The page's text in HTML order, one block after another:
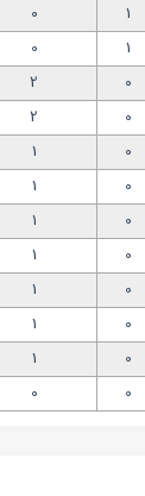
1
0
1
0
0
2
0
2
0
1
0
1
0
1
0
1
0
1
0
1
0
1
0
0